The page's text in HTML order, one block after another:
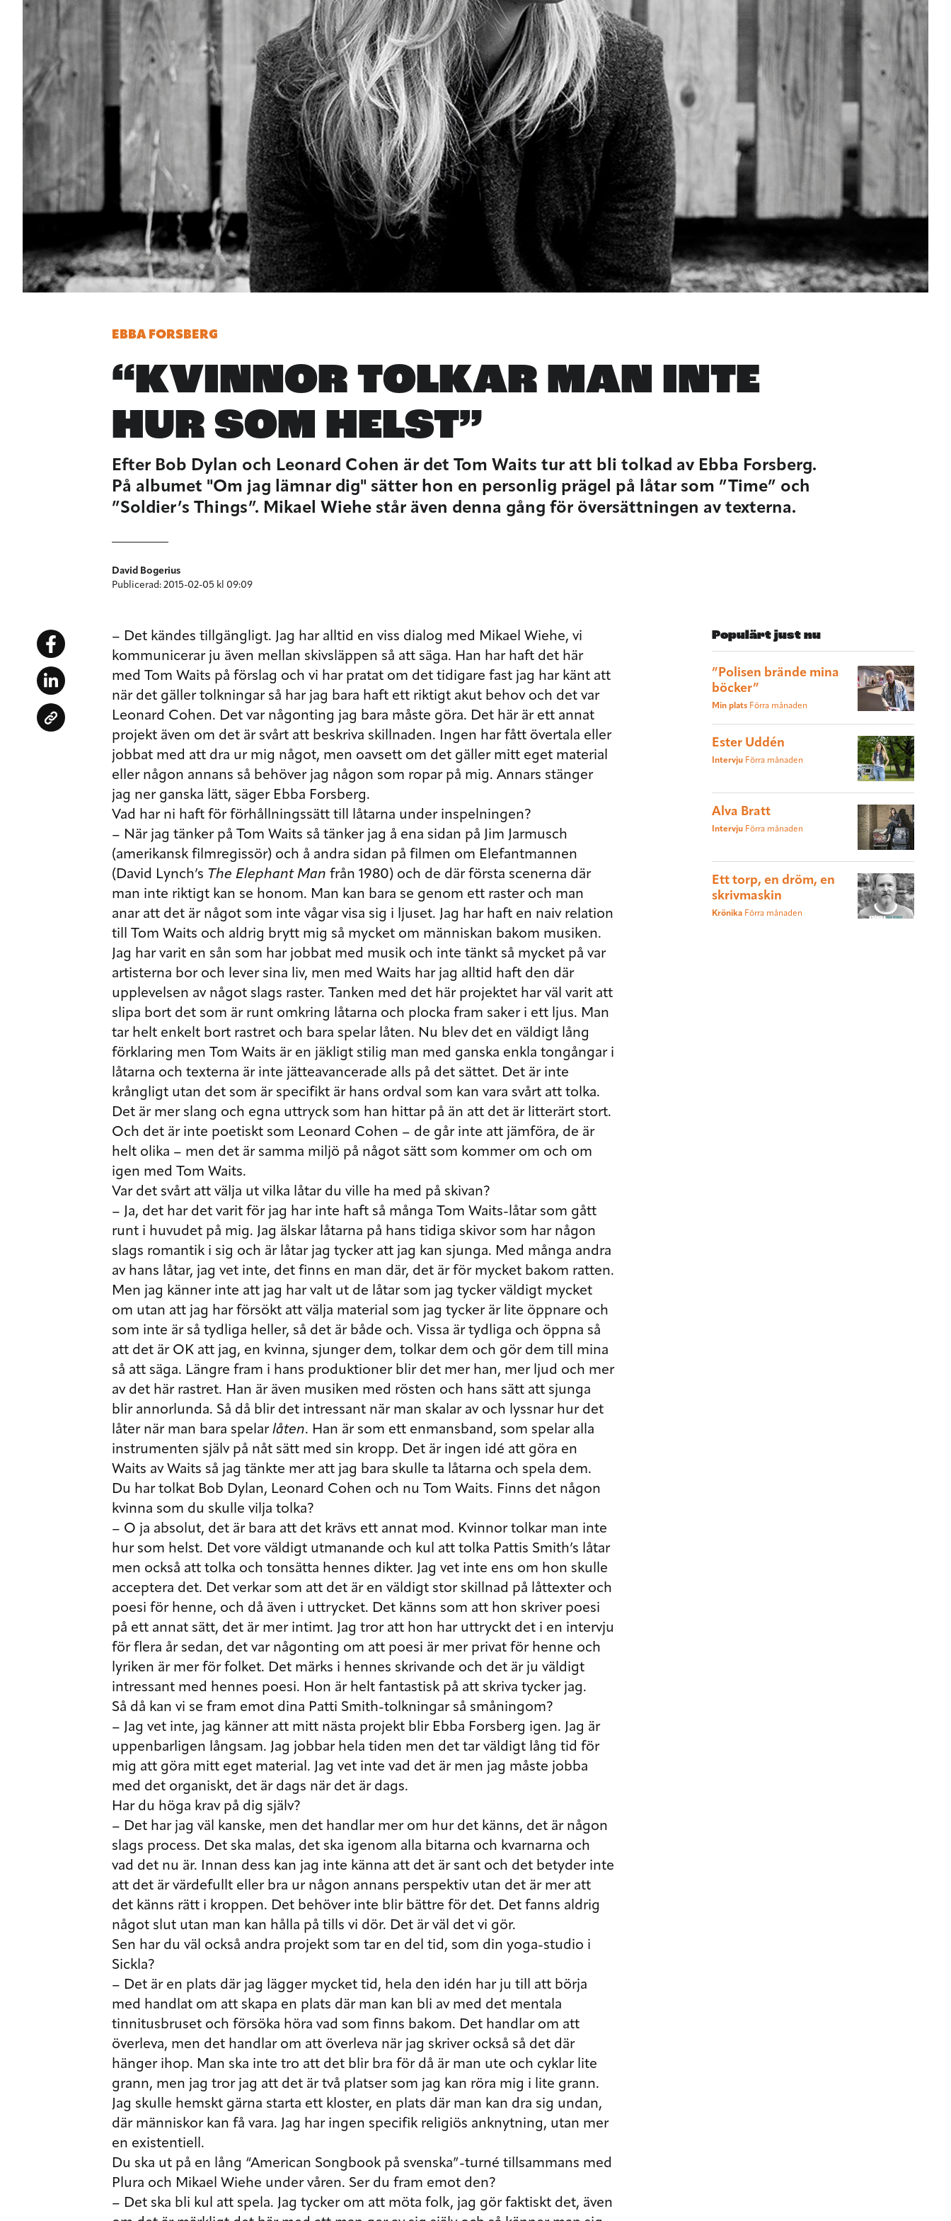
EBBA FORSBERG
“KVINNOR TOLKAR MAN INTE
HUR SOM HELST”
Efter Bob Dylan och Leonard Cohen är det Tom Waits tur att bli tolkad av Ebba Forsberg.
På albumet "Om jag lämnar dig" sätter hon en personlig prägel på låtar som ”Time” och
”Soldier’s Things”. Mikael Wiehe står även denna gång för översättningen av texterna.
David Bogerius
Publicerad: 2015-02-05 kl 09:09
– Det kändes tillgängligt. Jag har alltid en viss dialog med Mikael Wiehe, vi
kommunicerar ju även mellan skivsläppen så att säga. Han har haft det här
med Tom Waits på förslag och vi har pratat om det tidigare fast jag har känt att
när det gäller tolkningar så har jag bara haft ett riktigt akut behov och det var
Leonard Cohen. Det var någonting jag bara måste göra. Det här är ett annat
projekt även om det är svårt att beskriva skillnaden. Ingen har fått övertala eller
jobbat med att dra ur mig något, men oavsett om det gäller mitt eget material
eller någon annans så behöver jag någon som ropar på mig. Annars stänger
jag ner ganska lätt, säger Ebba Forsberg.
Vad har ni haft för förhållningssätt till låtarna under inspelningen?
– När jag tänker på Tom Waits så tänker jag å ena sidan på Jim Jarmusch
(amerikansk filmregissör) och å andra sidan på filmen om Elefantmannen
(David Lynch’s The Elephant Man från 1980) och de där första scenerna där
man inte riktigt kan se honom. Man kan bara se genom ett raster och man
anar att det är något som inte vågar visa sig i ljuset. Jag har haft en naiv relation
till Tom Waits och aldrig brytt mig så mycket om människan bakom musiken.
Jag har varit en sån som har jobbat med musik och inte tänkt så mycket på var
artisterna bor och lever sina liv, men med Waits har jag alltid haft den där
upplevelsen av något slags raster. Tanken med det här projektet har väl varit att
slipa bort det som är runt omkring låtarna och plocka fram saker i ett ljus. Man
tar helt enkelt bort rastret och bara spelar låten. Nu blev det en väldigt lång
förklaring men Tom Waits är en jäkligt stilig man med ganska enkla tongångar i
låtarna och texterna är inte jätteavancerade alls på det sättet. Det är inte
krångligt utan det som är specifikt är hans ordval som kan vara svårt att tolka.
Det är mer slang och egna uttryck som han hittar på än att det är litterärt stort.
Och det är inte poetiskt som Leonard Cohen – de går inte att jämföra, de är
helt olika – men det är samma miljö på något sätt som kommer om och om
igen med Tom Waits.
Var det svårt att välja ut vilka låtar du ville ha med på skivan?
– Ja, det har det varit för jag har inte haft så många Tom Waits-låtar som gått
runt i huvudet på mig. Jag älskar låtarna på hans tidiga skivor som har någon
slags romantik i sig och är låtar jag tycker att jag kan sjunga. Med många andra
av hans låtar, jag vet inte, det finns en man där, det är för mycket bakom ratten.
Men jag känner inte att jag har valt ut de låtar som jag tycker väldigt mycket
om utan att jag har försökt att välja material som jag tycker är lite öppnare och
som inte är så tydliga heller, så det är både och. Vissa är tydliga och öppna så
att det är OK att jag, en kvinna, sjunger dem, tolkar dem och gör dem till mina
så att säga. Längre fram i hans produktioner blir det mer han, mer ljud och mer
av det här rastret. Han är även musiken med rösten och hans sätt att sjunga
blir annorlunda. Så då blir det intressant när man skalar av och lyssnar hur det
låter när man bara spelar låten. Han är som ett enmansband, som spelar alla
instrumenten själv på nåt sätt med sin kropp. Det är ingen idé att göra en
Waits av Waits så jag tänkte mer att jag bara skulle ta låtarna och spela dem.
Du har tolkat Bob Dylan, Leonard Cohen och nu Tom Waits. Finns det någon
kvinna som du skulle vilja tolka?
– O ja absolut, det är bara att det krävs ett annat mod. Kvinnor tolkar man inte
hur som helst. Det vore väldigt utmanande och kul att tolka Pattis Smith’s låtar
men också att tolka och tonsätta hennes dikter. Jag vet inte ens om hon skulle
acceptera det. Det verkar som att det är en väldigt stor skillnad på låttexter och
poesi för henne, och då även i uttrycket. Det känns som att hon skriver poesi
på ett annat sätt, det är mer intimt. Jag tror att hon har uttryckt det i en intervju
för flera år sedan, det var någonting om att poesi är mer privat för henne och
lyriken är mer för folket. Det märks i hennes skrivande och det är ju väldigt
intressant med hennes poesi. Hon är helt fantastisk på att skriva tycker jag.
Så då kan vi se fram emot dina Patti Smith-tolkningar så småningom?
– Jag vet inte, jag känner att mitt nästa projekt blir Ebba Forsberg igen. Jag är
uppenbarligen långsam. Jag jobbar hela tiden men det tar väldigt lång tid för
mig att göra mitt eget material. Jag vet inte vad det är men jag måste jobba
med det organiskt, det är dags när det är dags.
Har du höga krav på dig själv?
– Det har jag väl kanske, men det handlar mer om hur det känns, det är någon
slags process. Det ska malas, det ska igenom alla bitarna och kvarnarna och
vad det nu är. Innan dess kan jag inte känna att det är sant och det betyder inte
att det är värdefullt eller bra ur någon annans perspektiv utan det är mer att
det känns rätt i kroppen. Det behöver inte blir bättre för det. Det fanns aldrig
något slut utan man kan hålla på tills vi dör. Det är väl det vi gör.
Sen har du väl också andra projekt som tar en del tid, som din yoga-studio i
Sickla?
– Det är en plats där jag lägger mycket tid, hela den idén har ju till att börja
med handlat om att skapa en plats där man kan bli av med det mentala
tinnitusbruset och försöka höra vad som finns bakom. Det handlar om att
överleva, men det handlar om att överleva när jag skriver också så det där
hänger ihop. Man ska inte tro att det blir bra för då är man ute och cyklar lite
grann, men jag tror jag att det är två platser som jag kan röra mig i lite grann.
Jag skulle hemskt gärna starta ett kloster, en plats där man kan dra sig undan,
där människor kan få vara. Jag har ingen specifik religiös anknytning, utan mer
en existentiell.
Du ska ut på en lång “American Songbook på svenska”-turné tillsammans med
Plura och Mikael Wiehe under våren. Ser du fram emot den?
– Det ska bli kul att spela. Jag tycker om att möta folk, jag gör faktiskt det, även
Populärt just nu
”Polisen brände mina
böcker”
Min plats Förra månaden
Ester Uddén
Intervju Förra månaden
Alva Bratt
Intervju Förra månaden
Ett torp, en dröm, en
skrivmaskin
Krönika Förra månaden